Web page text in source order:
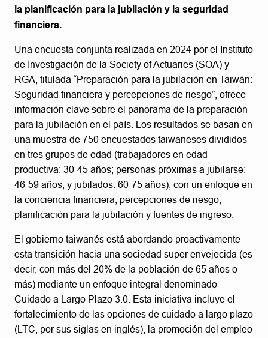
la planificación para la jubilación y la seguridad
financiera.
Una encuesta conjunta realizada en 2024 por el Instituto
de Investigación de la Society of Actuaries (SOA) y
RGA, titulada “Preparación para la jubilación en Taiwán:
Seguridad financiera y percepciones de riesgo”, ofrece
información clave sobre el panorama de la preparación
para la jubilación en el país. Los resultados se basan en
una muestra de 750 encuestados taiwaneses divididos
en tres grupos de edad (trabajadores en edad
productiva: 30-45 años; personas próximas a jubilarse:
46-59 años; y jubilados: 60-75 años), con un enfoque en
la conciencia financiera, percepciones de riesgo,
planificación para la jubilación y fuentes de ingreso.
El gobierno taiwanés está abordando proactivamente
esta transición hacia una sociedad super envejecida (es
decir, con más del 20% de la población de 65 años o
más) mediante un enfoque integral denominado
Cuidado a Largo Plazo 3.0. Esta iniciativa incluye el
fortalecimiento de las opciones de cuidado a largo plazo
(LTC, por sus siglas en inglés), la promoción del empleo